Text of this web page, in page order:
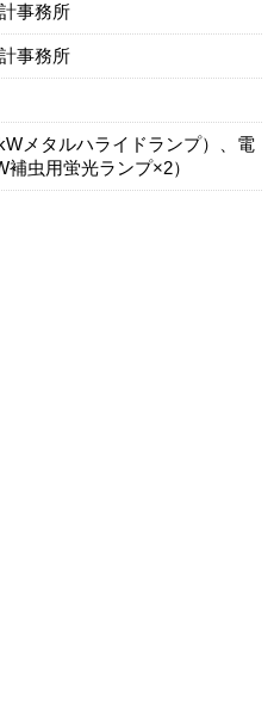
事務所
事務所
メタルハライドランプ）、電
補虫用蛍光ランプ×2）